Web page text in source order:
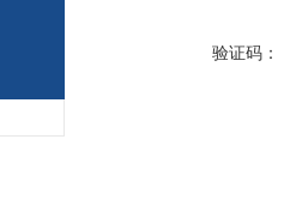
验证码：